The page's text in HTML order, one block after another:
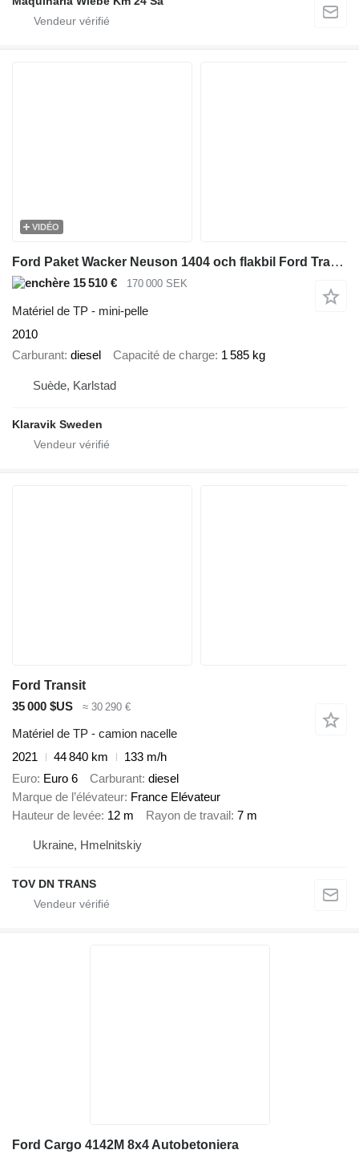
VIDÉO
Ford Paket Wacker Neuson 1404 och flakbil Ford Transit
15 510 € 170 000 SEK
Matériel de TP - mini-pelle
2010
Carburant diesel Capacité de charge 1 585 kg
Suède, Karlstad
Klaravik Sweden
Ford Transit
35 000 $US
≈ 30 290 €
Matériel de TP - camion nacelle
2021
44 840 km
133 m/h
Euro Euro 6 Carburant diesel
Marque de l’élévateur France Elévateur
Hauteur de levée 12 m Rayon de travail 7 m
Ukraine, Hmelnitskiy
TOV DN TRANS
Ford Cargo 4142M 8x4 Autobetoniera